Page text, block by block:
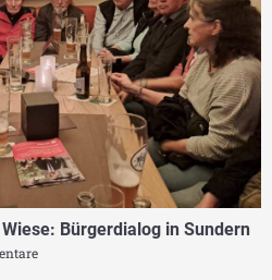
Bürgerdialog in Sundern